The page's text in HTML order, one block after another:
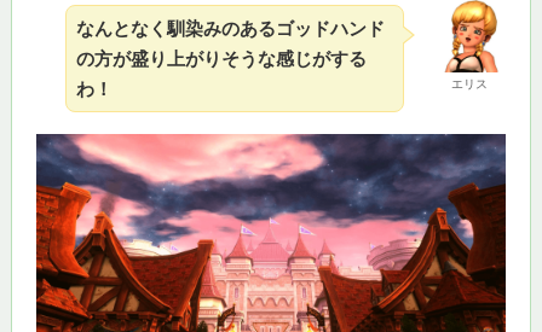
エリス
なんとなく馴染みのあるゴッドハンド
の方が盛り上がりそうな感じがする
わ！